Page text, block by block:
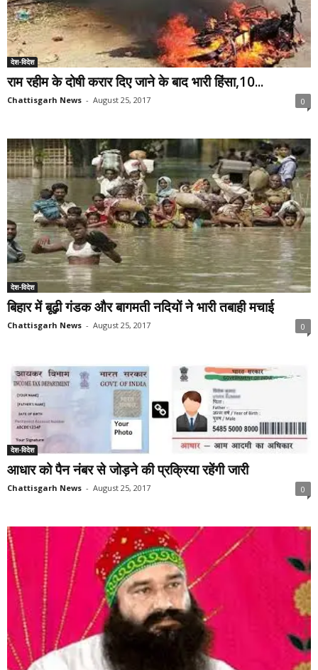
देश-विदेश
राम रहीम के दोषी करार दिए जाने के बाद भारी हिंसा,10...
Chattisgarh News - August 25, 2017 0
देश-विदेश
बिहार में बूढ़ी गंडक और बागमती नदियों ने भारी तबाही मचाई
Chattisgarh News - August 25, 2017 0
देश-विदेश
आधार को पैन नंबर से जोड़ने की प्रक्रिया रहेंगी जारी
Chattisgarh News - August 25, 2017 0